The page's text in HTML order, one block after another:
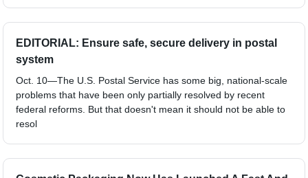
EDITORIAL: Ensure safe, secure delivery in postal
system
Oct. 10—The U.S. Postal Service has some big, national-scale
problems that have been only partially resolved by recent
federal reforms. But that doesn't mean it should not be able to
resol